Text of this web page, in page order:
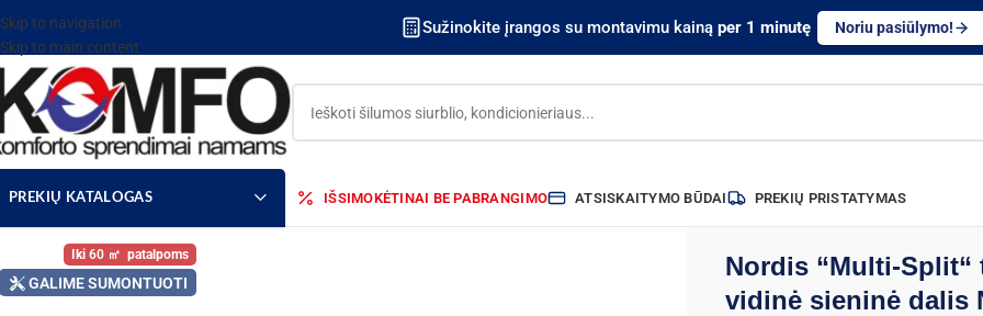
Skip to navigation
Skip to main content
Sužinokite įrangos su montavimu kainą per 1 minutę Noriu pasiūlymo!
PREKIŲ KATALOGAS IŠSIMOKĖTINAI BE PABRANGIMO ATSISKAITYMO BŪDAI PREKIŲ PRISTATYMAS
60
GALIME SUMONTUOTI
Nordis “Multi-
vidinė sieninė dalis